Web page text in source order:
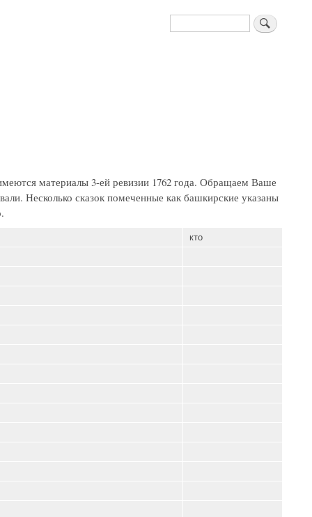
Поиск
материалы 3-ей ревизии 1762 года. Обращаем Ваше
Несколько сказок помеченные как башкирские указаны
кто